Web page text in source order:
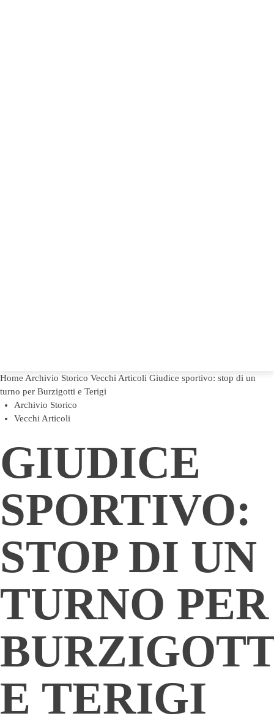
Home Archivio Storico Vecchi Articoli Giudice sportivo: stop di un
turno per Burzigotti e Terigi
Archivio Storico
Vecchi Articoli
GIUDICE
SPORTIVO:
STOP DI UN
TURNO PER
E TERIGI